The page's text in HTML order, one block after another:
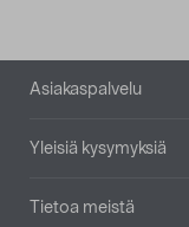
Alatunniste
Asiakaspalvelu
Yleisiä kysymyksiä
Tietoa meistä